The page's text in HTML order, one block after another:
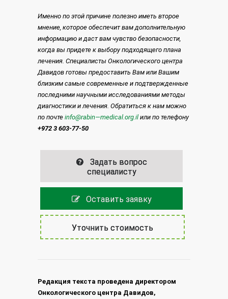
Именно по этой причине полезно иметь второе
мнение, которое обеспечит вам дополнительную
информацию и даст вам чувство безопасности,
когда вы придете к выбору подходящего плана
лечения. Специалисты Онкологического центра
Давидов готовы предоставить Вам или Вашим
близким самые современные и подтвержденные
последними научными исследованиями методы
диагностики и лечения. Обратиться к нам можно
по почте info@rabin—medical.org.il или по телефону
+972 3 603-77-50
Задать вопрос
специалисту
Оставить заявку
Уточнить стоимость
Редакция текста проведена директором
Онкологического центра Давидов,